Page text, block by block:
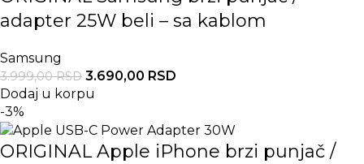
adapter 25W beli – sa kablom
Samsung
3.999,00RSD 3.690,00 RSD
Dodaj u korpu
-3%
ORIGINAL Apple iPhone brzi punjač /